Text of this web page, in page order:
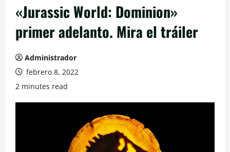
«Jurassic World: Dominion»
primer adelanto. Mira el tráiler
Administrador
febrero 8, 2022
2 minutes read